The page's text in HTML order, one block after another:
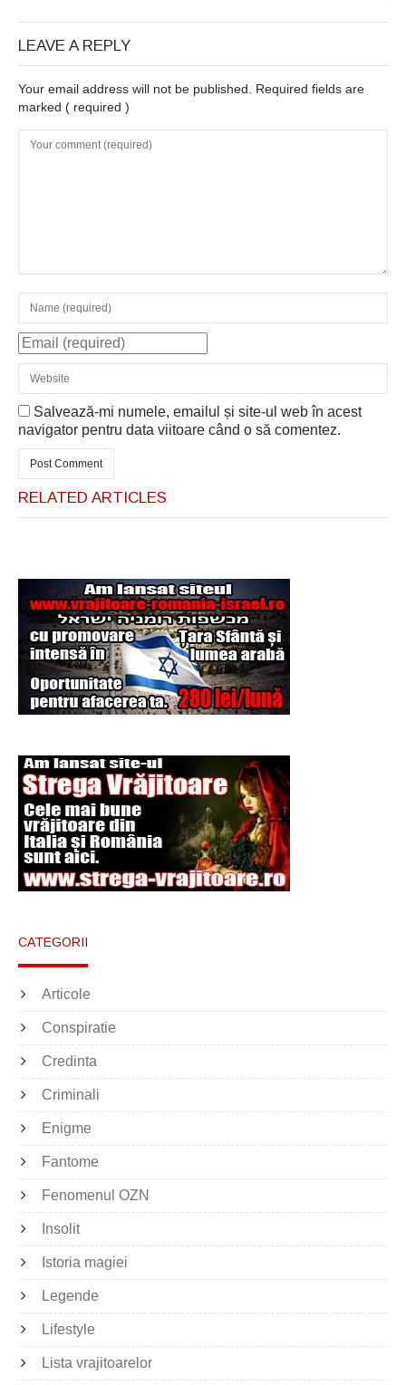
LEAVE A REPLY
Your email address will not be published. Required fields are
marked ( required )
Salvează-mi numele, emailul și site-ul web în acest
navigator pentru data viitoare când o să comentez.
RELATED ARTICLES
CATEGORII
Articole
Conspiratie
Credinta
Criminali
Enigme
Fantome
Fenomenul OZN
Insolit
Istoria magiei
Legende
Lifestyle
Lista vrajitoarelor